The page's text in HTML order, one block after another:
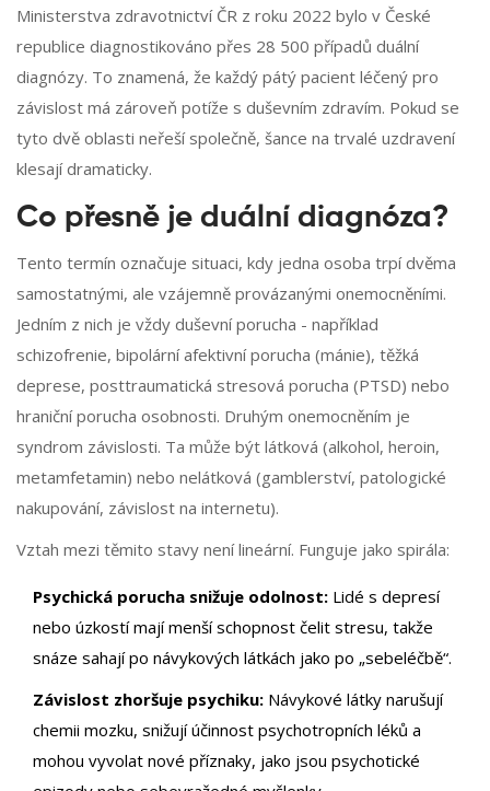
Ministerstva zdravotnictví ČR z roku 2022 bylo v České
republice diagnostikováno přes 28 500 případů duální
diagnózy. To znamená, že každý pátý pacient léčený pro
závislost má zároveň potíže s duševním zdravím. Pokud se
tyto dvě oblasti neřeší společně, šance na trvalé uzdravení
klesají dramaticky.
Co přesně je duální diagnóza?
Tento termín označuje situaci, kdy jedna osoba trpí dvěma
samostatnými, ale vzájemně provázanými onemocněními.
Jedním z nich je vždy duševní porucha - například
schizofrenie, bipolární afektivní porucha (mánie), těžká
deprese, posttraumatická stresová porucha (PTSD) nebo
hraniční porucha osobnosti. Druhým onemocněním je
syndrom závislosti. Ta může být látková (alkohol, heroin,
metamfetamin) nebo nelátková (gamblerství, patologické
nakupování, závislost na internetu).
Vztah mezi těmito stavy není lineární. Funguje jako spirála:
Psychická porucha snižuje odolnost: Lidé s depresí
nebo úzkostí mají menší schopnost čelit stresu, takže
snáze sahají po návykových látkách jako po „sebeléčbě“.
Závislost zhoršuje psychiku: Návykové látky narušují
chemii mozku, snižují účinnost psychotropních léků a
mohou vyvolat nové příznaky, jako jsou psychotické